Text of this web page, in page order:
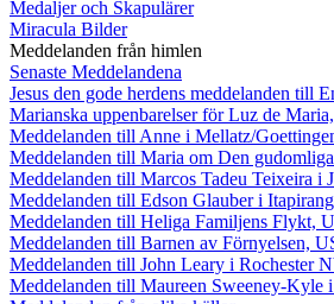
Medaljer och Skapulärer
Miracula Bilder
Meddelanden från himlen
Senaste Meddelandena
Jesus den gode herdens meddelanden till
Marianska uppenbarelser för Luz de
Meddelanden till Anne i Mellatz/
Meddelanden till Maria om Den
Meddelanden till Marcos Tadeu Teixeira i
Meddelanden till Edson Glauber i
Meddelanden till Heliga Familjens Flykt,
Meddelanden till Barnen av Förnyelsen,
Meddelanden till John Leary i Rochester
Meddelanden till Maureen Sweeney-